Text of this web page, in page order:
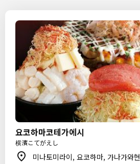
요코하마코테가에시
横濱こてがえし
미나토미라이, 요코하마, 가나가와현